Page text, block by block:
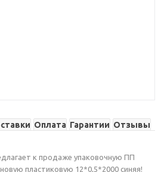
Оплата Гарантии Отзывы
к продаже упаковочную ПП
пластиковую 12*0,5*2000 синяя!